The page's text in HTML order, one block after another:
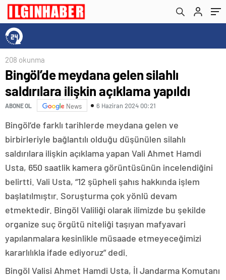
208 okunma
Bingöl’de meydana gelen silahlı
saldırılara ilişkin açıklama yapıldı
ABONE OL News 6 Haziran 2024 00:21
Bingöl’de farklı tarihlerde meydana gelen ve
birbirleriyle bağlantılı olduğu düşünülen silahlı
saldırılara ilişkin açıklama yapan Vali Ahmet Hamdi
Usta, 650 saatlik kamera görüntüsünün incelendiğini
belirtti. Vali Usta, “12 şüpheli şahıs hakkında işlem
başlatılmıştır. Soruşturma çok yönlü devam
etmektedir. Bingöl Valiliği olarak ilimizde bu şekilde
organize suç örgütü niteliği taşıyan mafyavari
yapılanmalara kesinlikle müsaade etmeyeceğimizi
kararlılıkla ifade ediyoruz” dedi.
Bingöl Valisi Ahmet Hamdi Usta, İl Jandarma Komutanı